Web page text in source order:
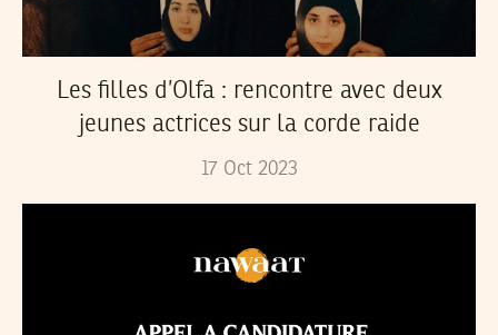
Les filles d’Olfa : rencontre avec deux
jeunes actrices sur la corde raide
17 Oct 2023